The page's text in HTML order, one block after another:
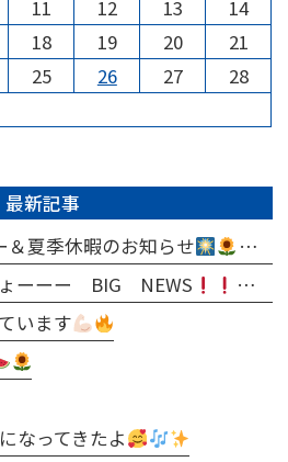
11 12 13
14
18 19 20
21
25 26 27
28
最新記事
＆夏季休暇のお知らせ
ょーーー BIG NEWS
います
なってきたよ